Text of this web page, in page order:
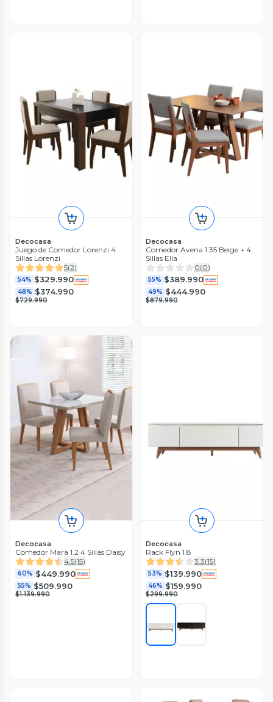
Decocasa
Juego de Comedor Lorenzi 4
Sillas Lorenzi
5(2)
54% $329.990
48% $374.990
$729.990
Decocasa
Comedor Avena 1.35 Beige + 4
Sillas Ella
0(0)
55% $389.990
49% $444.990
$879.990
Decocasa
Comedor Mara 1.2 4 Sillas Daisy
4.5(15)
60% $449.990
55% $509.990
$1.139.990
Decocasa
Rack Flyn 1.8
3.3(15)
53% $139.990
46% $159.990
$299.990